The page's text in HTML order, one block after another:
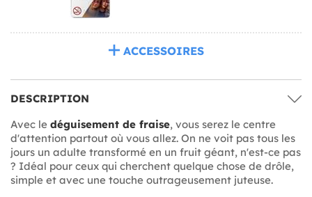
ACCESSOIRES
DESCRIPTION
Avec le déguisement de fraise, vous serez le centre
d'attention partout où vous allez. On ne voit pas tous les
jours un adulte transformé en un fruit géant, n'est-ce pas
? Idéal pour ceux qui cherchent quelque chose de drôle,
simple et avec une touche outrageusement juteuse.